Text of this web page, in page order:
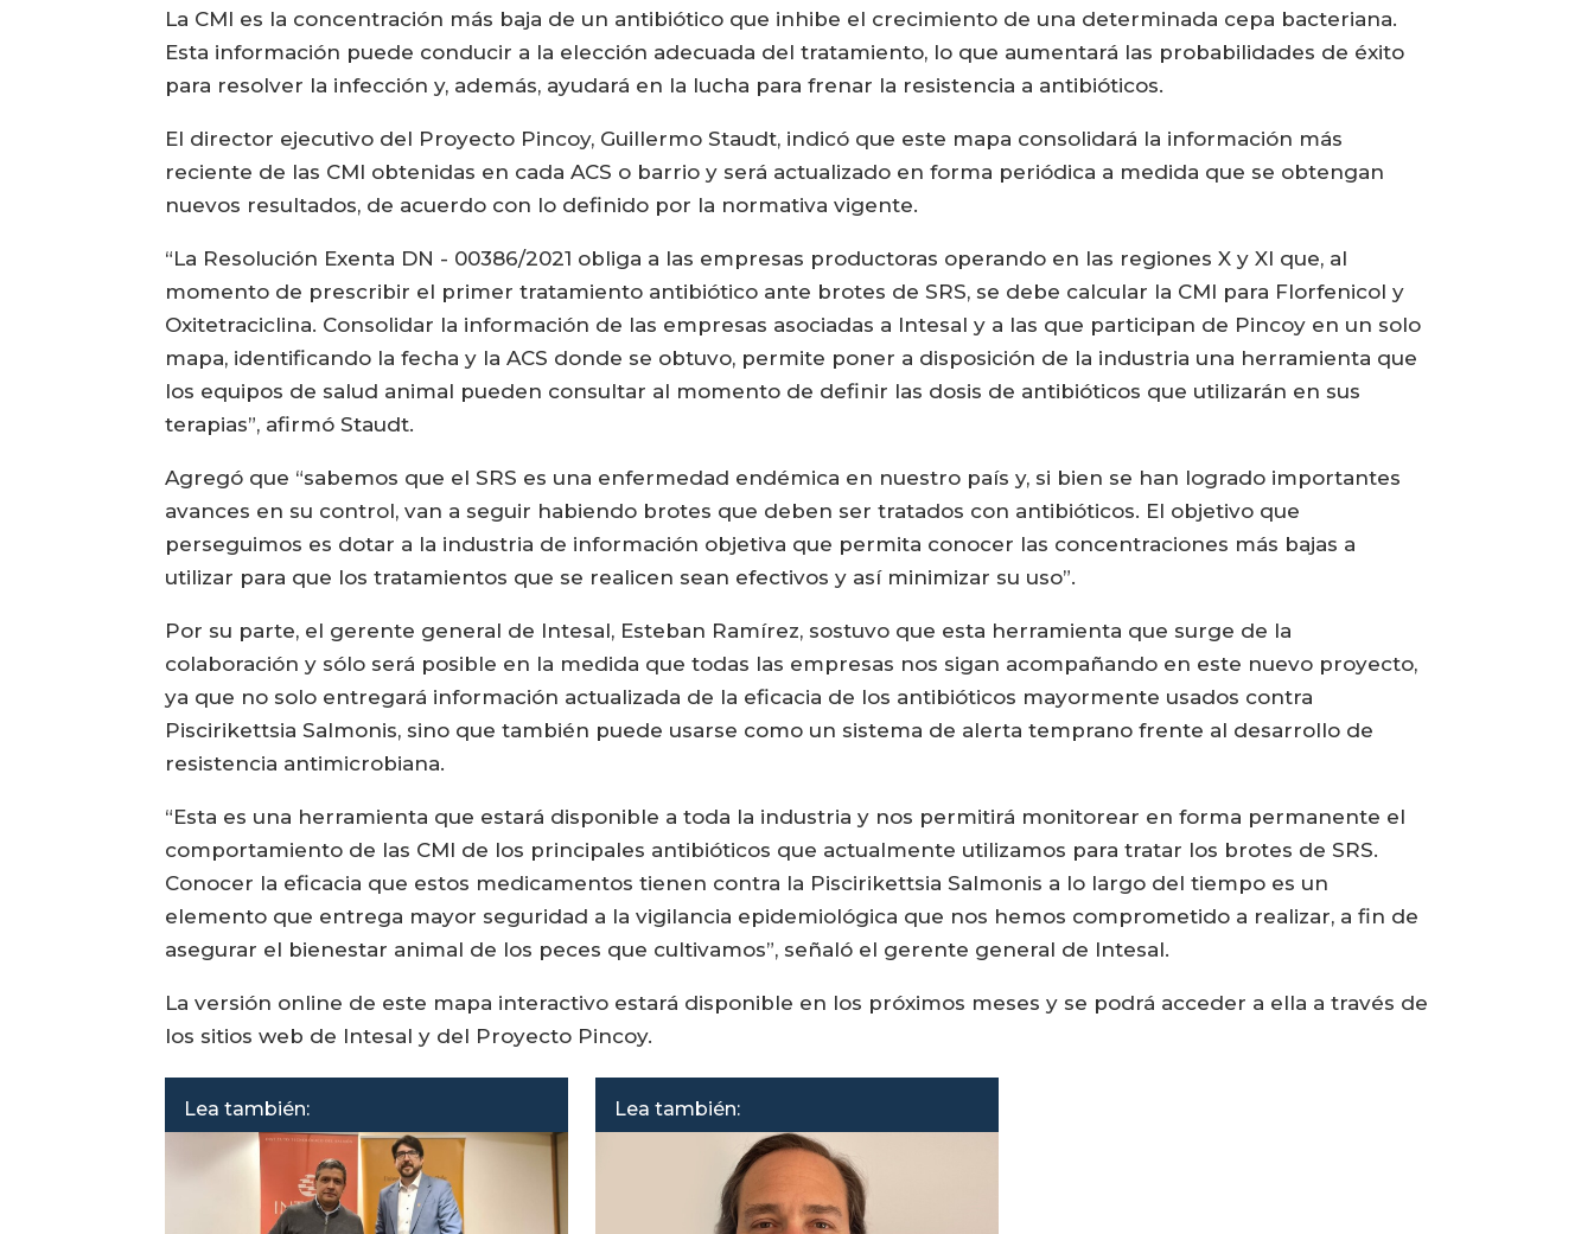
La CMI es la concentración más baja de un antibiótico que inhibe el crecimiento de una determinada cepa bacteriana.
Esta información puede conducir a la elección adecuada del tratamiento, lo que aumentará las probabilidades de éxito
para resolver la infección y, además, ayudará en la lucha para frenar la resistencia a antibióticos.
El director ejecutivo del Proyecto Pincoy, Guillermo Staudt, indicó que este mapa consolidará la información más
reciente de las CMI obtenidas en cada ACS o barrio y será actualizado en forma periódica a medida que se obtengan
nuevos resultados, de acuerdo con lo definido por la normativa vigente.
“La Resolución Exenta DN - 00386/2021 obliga a las empresas productoras operando en las regiones X y XI que, al
momento de prescribir el primer tratamiento antibiótico ante brotes de SRS, se debe calcular la CMI para Florfenicol y
Oxitetraciclina. Consolidar la información de las empresas asociadas a Intesal y a las que participan de Pincoy en un solo
mapa, identificando la fecha y la ACS donde se obtuvo, permite poner a disposición de la industria una herramienta que
los equipos de salud animal pueden consultar al momento de definir las dosis de antibióticos que utilizarán en sus
terapias”, afirmó Staudt.
Agregó que “sabemos que el SRS es una enfermedad endémica en nuestro país y, si bien se han logrado importantes
avances en su control, van a seguir habiendo brotes que deben ser tratados con antibióticos. El objetivo que
perseguimos es dotar a la industria de información objetiva que permita conocer las concentraciones más bajas a
utilizar para que los tratamientos que se realicen sean efectivos y así minimizar su uso”.
Por su parte, el gerente general de Intesal, Esteban Ramírez, sostuvo que esta herramienta que surge de la
colaboración y sólo será posible en la medida que todas las empresas nos sigan acompañando en este nuevo proyecto,
ya que no solo entregará información actualizada de la eficacia de los antibióticos mayormente usados contra
Piscirikettsia Salmonis, sino que también puede usarse como un sistema de alerta temprano frente al desarrollo de
resistencia antimicrobiana.
“Esta es una herramienta que estará disponible a toda la industria y nos permitirá monitorear en forma permanente el
comportamiento de las CMI de los principales antibióticos que actualmente utilizamos para tratar los brotes de SRS.
Conocer la eficacia que estos medicamentos tienen contra la Piscirikettsia Salmonis a lo largo del tiempo es un
elemento que entrega mayor seguridad a la vigilancia epidemiológica que nos hemos comprometido a realizar, a fin de
asegurar el bienestar animal de los peces que cultivamos”, señaló el gerente general de Intesal.
La versión online de este mapa interactivo estará disponible en los próximos meses y se podrá acceder a ella a través de
los sitios web de Intesal y del Proyecto Pincoy.
Lea también: Lea también: